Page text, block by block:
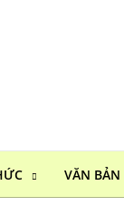
VĂN BẢN